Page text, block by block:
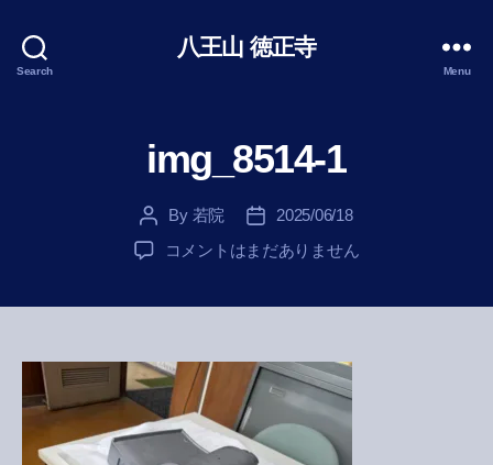
Search
八王山 徳正寺
Menu
img_8514-1
Post
author
By 若院
Post
date
2025/06/18
img_8514-
コメントはまだありません